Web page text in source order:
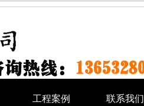
工程案例 联系我们